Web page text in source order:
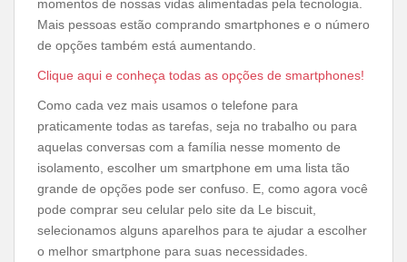
momentos de nossas vidas alimentadas pela tecnologia.
Mais pessoas estão comprando smartphones e o número
de opções também está aumentando.
Clique aqui e conheça todas as opções de smartphones!
Como cada vez mais usamos o telefone para
praticamente todas as tarefas, seja no trabalho ou para
aquelas conversas com a família nesse momento de
isolamento, escolher um smartphone em uma lista tão
grande de opções pode ser confuso. E, como agora você
pode comprar seu celular pelo site da Le biscuit,
selecionamos alguns aparelhos para te ajudar a escolher
o melhor smartphone para suas necessidades.